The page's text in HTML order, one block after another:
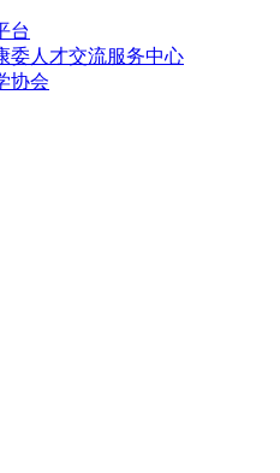
台
委人才交流服务中心
协会